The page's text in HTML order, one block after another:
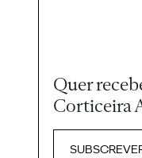
Quer
Corticeira